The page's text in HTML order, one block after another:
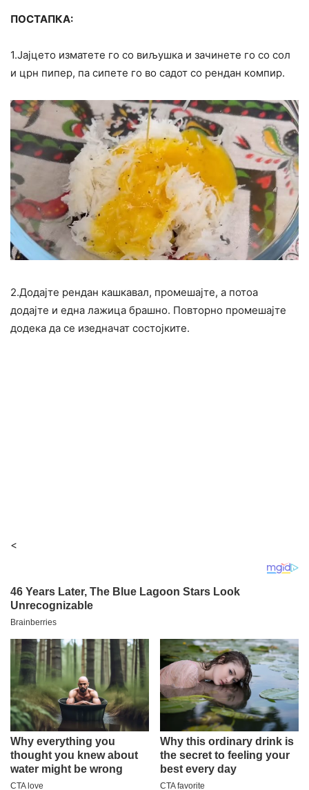
ПОСТАПКА:
1.Јајцето изматете го со виљушка и зачинете го со сол
и црн пипер, па сипете го во садот со рендан компир.
2.Додајте рендан кашкавал, промешајте, а потоа
додајте и една лажица брашно. Повторно промешајте
додека да се изедначат состојките.
<